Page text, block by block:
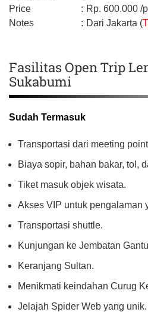
Price
: Rp. 600.000 /
Notes
: Dari Jakarta (
Fasilitas Open Trip
Sukabumi
Sudah Termasuk
Transportasi dari meeting
Biaya sopir, bahan bakar, tol,
Tiket masuk objek wisata.
Akses VIP untuk pengalaman
Transportasi shuttle.
Kunjungan ke Jembatan
Keranjang Sultan.
Menikmati keindahan Curug
Jelajah Spider Web yang unik.